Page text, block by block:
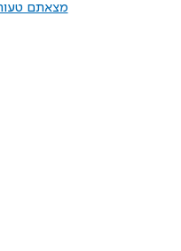
מצאתם טעות